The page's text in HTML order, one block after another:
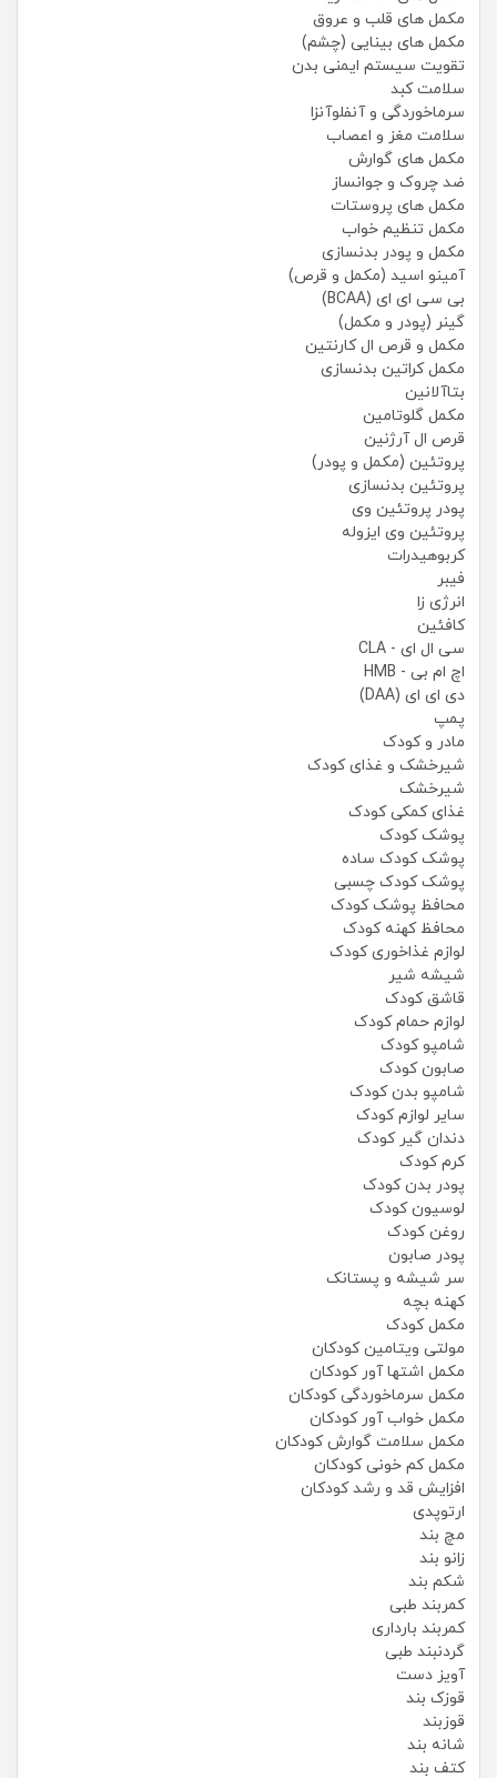
مکمل های قلب و عروق
مکمل های بینایی (چشم)
تقویت سیستم ایمنی بدن
سلامت کبد
سرماخوردگی و آنفلوآنزا
سلامت مغز و اعصاب
مکمل های گوارش
ضد چروک و جوانساز
مکمل های پروستات
مکمل تنظیم خواب
مکمل و پودر بدنسازی
آمینو اسید (مکمل و قرص)
بی سی ای ای (BCAA)
گینر (پودر و مکمل)
مکمل و قرص ال کارنتین
مکمل کراتین بدنسازی
بتاآلانین
مکمل گلوتامین
قرص ال آرژنین
پروتئین (مکمل و پودر)
پروتئین بدنسازی
پودر پروتئین وی
پروتئین وی ایزوله
کربوهیدرات
فیبر
انرژی زا
کافئین
سی ال ای - CLA
اچ ام بی - HMB
دی ای ای (DAA)
پمپ
مادر و کودک
شیرخشک و غذای کودک
شیرخشک
غذای کمکی کودک
پوشک کودک
پوشک کودک ساده
پوشک کودک چسبی
محافظ پوشک کودک
محافظ کهنه کودک
لوازم غذاخوری کودک
شیشه شیر
قاشق کودک
لوازم حمام کودک
شامپو کودک
صابون کودک
شامپو بدن کودک
سایر لوازم کودک
دندان گیر کودک
کرم کودک
پودر بدن کودک
لوسیون کودک
روغن کودک
پودر صابون
سر شیشه و پستانک
کهنه بچه
مکمل کودک
مولتی ویتامین کودکان
مکمل اشتها آور کودکان
مکمل سرماخوردگی کودکان
مکمل خواب آور کودکان
مکمل سلامت گوارش کودکان
مکمل کم خونی کودکان
افزایش قد و رشد کودکان
ارتوپدی
مچ بند
زانو بند
شکم بند
کمربند طبی
کمربند بارداری
گردنبند طبی
آویز دست
قوزک بند
قوزبند
شانه بند
کتف بند